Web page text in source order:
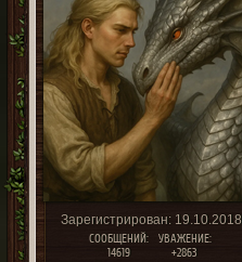
Зарегистрирован: 19.10.2018
СООБЩЕНИЙ:
14619
УВАЖЕНИЕ:
+2863